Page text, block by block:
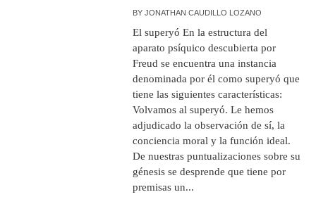
BYJONATHAN CAUDILLO LOZANO
El superyó En la estructura del
aparato psíquico descubierta por
Freud se encuentra una instancia
denominada por él como superyó que
tiene las siguientes características:
Volvamos al superyó. Le hemos
adjudicado la observación de sí, la
conciencia moral y la función ideal.
De nuestras puntualizaciones sobre su
génesis se desprende que tiene por
premisas un...